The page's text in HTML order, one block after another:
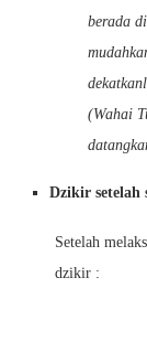
berada
(Wahai
Dzikir setelah
Setelah
dzikir :